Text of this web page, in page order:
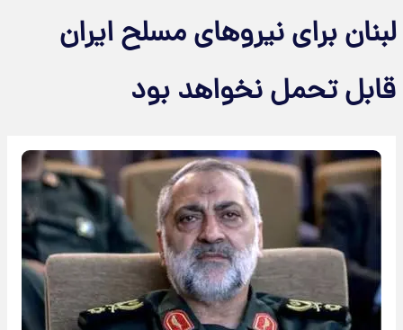
لبنان برای نیروهای مسلح ایران
قابل تحمل نخواهد بود